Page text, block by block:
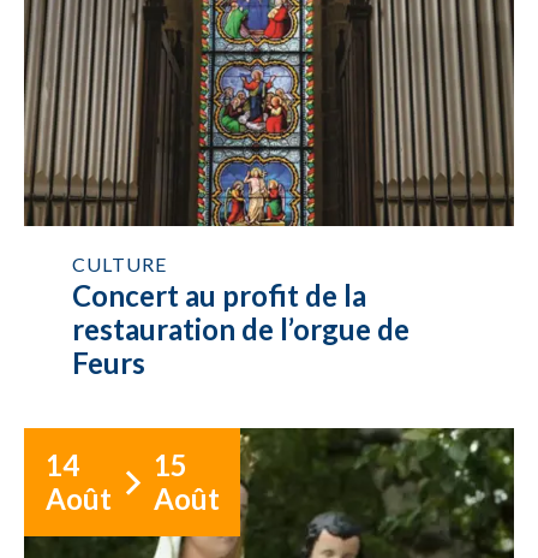
CULTURE
Concert au profit de la
restauration de l’orgue de
Feurs
14
Août
15
Août